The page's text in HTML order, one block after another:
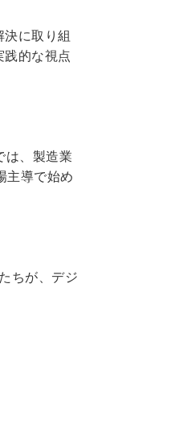
に取り組
践的な視点
は、製造業
主導で始め
ちが、デジ